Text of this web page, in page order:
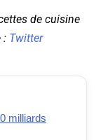
de cuisine
: Twitter
milliards